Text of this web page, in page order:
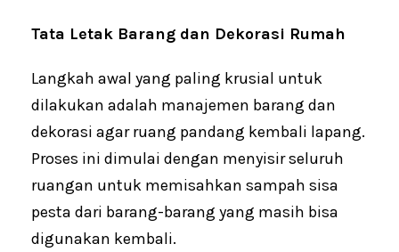
Tata Letak Barang dan Dekorasi Rumah
Langkah awal yang paling krusial untuk
dilakukan adalah manajemen barang dan
dekorasi agar ruang pandang kembali lapang.
Proses ini dimulai dengan menyisir seluruh
ruangan untuk memisahkan sampah sisa
pesta dari barang-barang yang masih bisa
digunakan kembali.